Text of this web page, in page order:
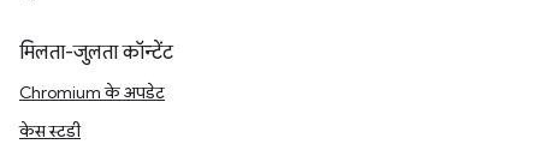
मिलता-जुलता कॉन्टेंट
Chromium के अपडेट
केस स्टडी